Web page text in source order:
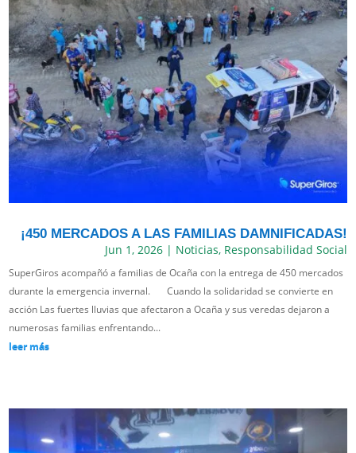
¡450 MERCADOS A LAS FAMILIAS DAMNIFICADAS!
Jun 1, 2026| Noticias, Responsabilidad Social
SuperGiros acompañó a familias de Ocaña con la entrega de 450 mercados
durante la emergencia invernal. Cuando la solidaridad se convierte en
acción Las fuertes lluvias que afectaron a Ocaña y sus veredas dejaron a
numerosas familias enfrentando...
leer más